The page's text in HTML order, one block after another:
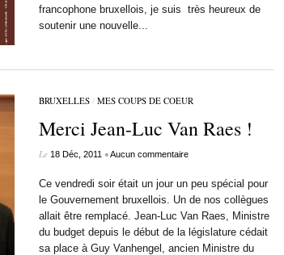
francophone bruxellois, je suis très heureux de
soutenir une nouvelle...
BRUXELLES/ MES COUPS DE COEUR
Merci Jean-Luc Van Raes !
Le 18 Déc, 2011 •Aucun commentaire
Ce vendredi soir était un jour un peu spécial pour
le Gouvernement bruxellois. Un de nos collègues
allait être remplacé. Jean-Luc Van Raes, Ministre
du budget depuis le début de la législature cédait
sa place à Guy Vanhengel, ancien Ministre du